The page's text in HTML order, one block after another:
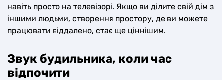
навіть просто на телевізорі. Якщо ви ділите свій дім з
іншими людьми, створення простору, де ви можете
працювати віддалено, стає ще ціннішим.
Звук будильника, коли час
відпочити